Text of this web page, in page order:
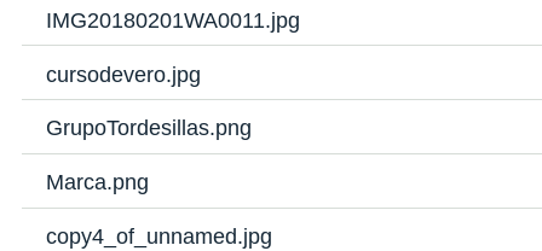
IMG20180201WA0011.jpg
cursodevero.jpg
GrupoTordesillas.png
Marca.png
copy4_of_unnamed.jpg